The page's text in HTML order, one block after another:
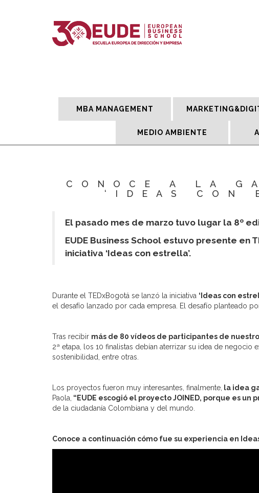
MBA MANAGEMENT
MEDIO AMBIENTE
CONOCE A LA
‘IDEAS CON
El pasado mes de marzo tuvo lugar la 8º
EUDE Business School estuvo presente
iniciativa ‘Ideas con estrella’.
Durante el TEDxBogotá se lanzó la iniciativa ‘Ideas con
el desafío lanzado por cada empresa. El desafío planteado
Tras recibir más de 80 vídeos de participantes de
2ª etapa, los 10 finalistas debían aterrizar su idea de
sostenibilidad, entre otras.
Los proyectos fueron muy interesantes, finalmente, la idea
Paola, “EUDE escogió el proyecto JOINED, porque es
de la ciudadanía Colombiana y del mundo.
Conoce a continuación cómo fue su experiencia en